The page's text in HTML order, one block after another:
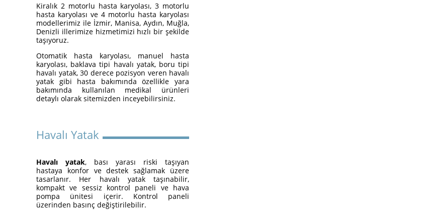
Hasta Karyolası ve Havalı
Yatak Nasıl Kurulur?
Hasta Karyolası Güzelbahçe
Kiralık 2 motorlu hasta karyolası, 3 motorlu
hasta karyolası ve 4 motorlu hasta karyolası
modellerimiz ile İzmir, Manisa, Aydın, Muğla,
Denizli illerimize hizmetimizi hızlı bir şekilde
taşıyoruz.
Otomatik hasta karyolası, manuel hasta
karyolası, baklava tipi havalı yatak, boru tipi
havalı yatak, 30 derece pozisyon veren havalı
yatak gibi hasta bakımında özellikle yara
bakımında kullanılan medikal ürünleri
detaylı olarak sitemizden inceyebilirsiniz.
Havalı Yatak
Havalı yatak, bası yarası riski taşıyan
hastaya konfor ve destek sağlamak üzere
tasarlanır. Her havalı yatak taşınabilir,
kompakt ve sessiz kontrol paneli ve hava
pompa ünitesi içerir. Kontrol paneli
üzerinden basınç değiştirilebilir.